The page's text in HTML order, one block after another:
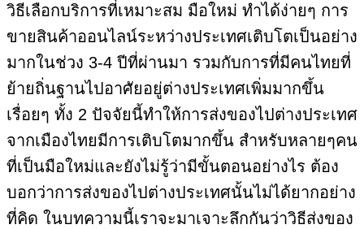
วิธีเลือกบริการที่เหมาะสม มือใหม่ ทำได้ง่ายๆ การ
ขายสินค้าออนไลน์ระหว่างประเทศเติบโตเป็นอย่าง
มากในช่วง 3-4 ปีที่ผ่านมา รวมกับการที่มีคนไทยที่
ย้ายถิ่นฐานไปอาศัยอยู่ต่างประเทศเพิ่มมากขึ้น
เรื่อยๆ ทั้ง 2 ปัจจัยนี้ทำให้การส่งของไปต่างประเทศ
จากเมืองไทยมีการเติบโตมากขึ้น สำหรับหลายๆคน
ที่เป็นมือใหม่และยังไม่รู้ว่ามีขั้นตอนอย่างไร ต้อง
บอกว่าการส่งของไปต่างประเทศนั้นไม่ได้ยากอย่าง
ที่คิด ในบทความนี้เราจะมาเจาะลึกกันว่าวิธีส่งของ